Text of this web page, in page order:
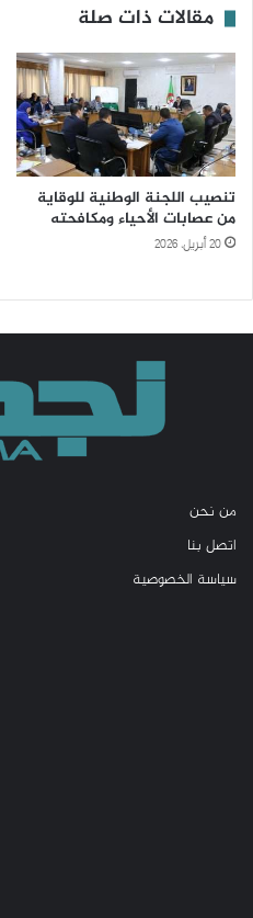
مقالات ذات صلة
تنصيب اللجنة الوطنية للوقاية
من عصابات الأحياء ومكافحته
20 أبريل، 2026
من نحن
اتصل بنا
سياسة الخصوصية